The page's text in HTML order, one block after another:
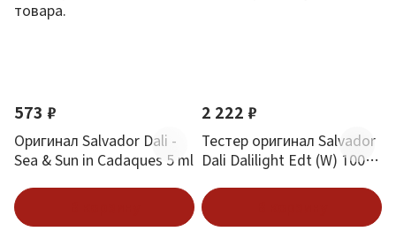
товара.
573 ₽
Оригинал Salvador Dali -
Sea & Sun in Cadaques 5 ml
2 222 ₽
Тестер оригинал Salvador
Dali Dalilight Edt (W) 100